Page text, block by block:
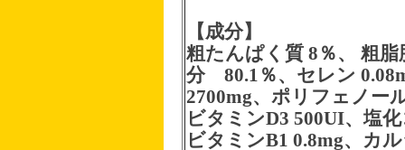
【成分】
粗たんぱく質 8％、 粗
分 80.1％、セレン
2700mg、ポリフェノー
ビタミンD3 500UI、塩
ビタミンB1 0.8mg、カ